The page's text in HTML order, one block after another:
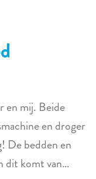
en mij. Beide
en droger
De bedden en
dit komt van